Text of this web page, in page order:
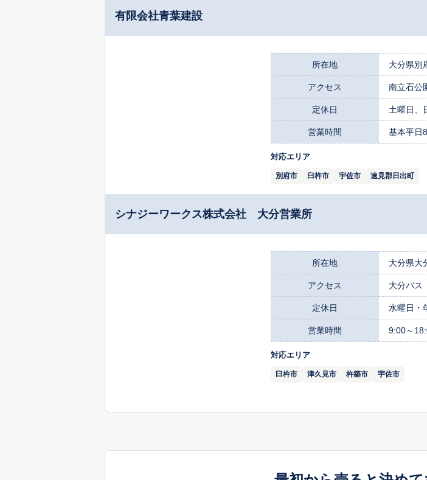
有限会社青葉建設
所在地 大分県別
アクセス 南立石公
定休日 土曜日、
営業時間 基本平日
対応エリア
別府市 臼杵市 宇佐市 速見郡日出町
シナジーワークス株式会社 大分営業所
所在地 大分県大
アクセス 大分バス
定休日 水曜日・
営業時間 9:00～
対応エリア
臼杵市 津久見市 杵築市 宇佐市